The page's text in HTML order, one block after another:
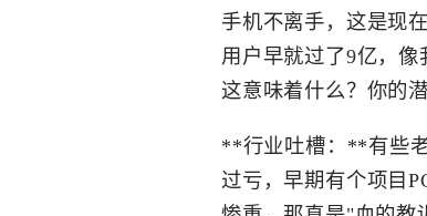
手机不离手，这是现
用户早就过了9亿，像
这意味着什么？你的
**行业吐槽：**有些
过亏，早期有个项目